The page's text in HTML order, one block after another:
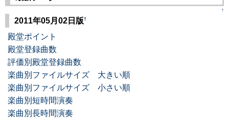
↑
2011年05月02日版†
殿堂ポイント
殿堂登録曲数
評価別殿堂登録曲数
楽曲別ファイルサイズ 大きい順
楽曲別ファイルサイズ 小さい順
楽曲別短時間演奏
楽曲別長時間演奏